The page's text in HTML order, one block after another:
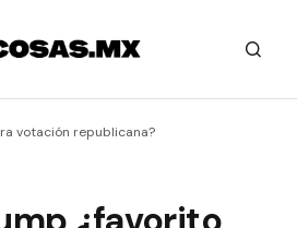
votación republicana?